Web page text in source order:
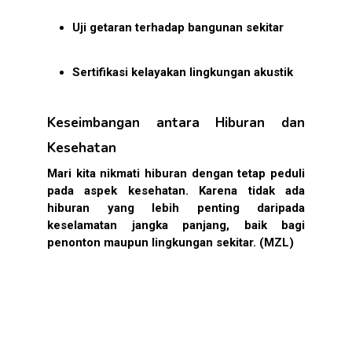
Uji getaran terhadap bangunan sekitar
Sertifikasi kelayakan lingkungan akustik
Keseimbangan antara Hiburan dan
Kesehatan
Mari kita nikmati hiburan dengan tetap peduli
pada aspek kesehatan. Karena tidak ada
hiburan yang lebih penting daripada
keselamatan jangka panjang, baik bagi
penonton maupun lingkungan sekitar. (MZL)